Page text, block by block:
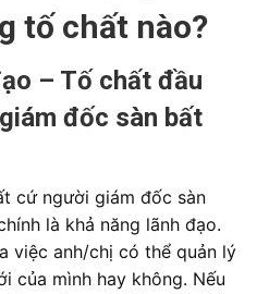
tố chất nào?
– Tố chất đầu
đốc sàn bất
cứ người giám đốc sàn
là khả năng lãnh đạo.
việc anh/chị có thể quản lý
của mình hay không. Nếu